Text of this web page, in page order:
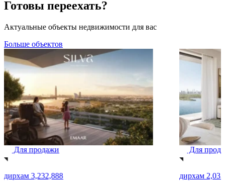
Готовы переехать?
Актуальные объекты недвижимости для вас
Больше объектов
Для продажи
дирхам 3,232,888
Для
дирхам